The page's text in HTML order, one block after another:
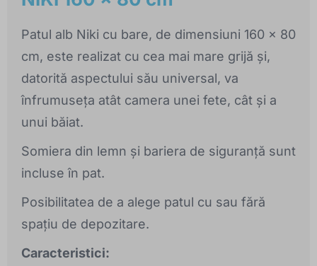
Patul alb Niki cu bare, de dimensiuni 160 x 80
cm, este realizat cu cea mai mare grijă și,
datorită aspectului său universal, va
înfrumuseța atât camera unei fete, cât și a
unui băiat.
Somiera din lemn și bariera de siguranță sunt
incluse în pat.
Posibilitatea de a alege patul cu sau fără
spațiu de depozitare.
Caracteristici: